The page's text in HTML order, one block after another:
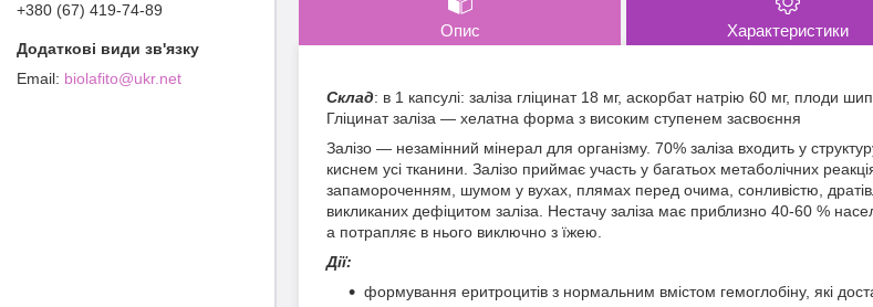
Опис Характеристики
Склад: в 1 капсулі: заліза гліцинат 18 мг, аскорбат натрію 60 мг, плоди
Гліцинат заліза — хелатна форма з високим ступенем засвоєння
Залізо — незамінний мінерал для організму. 70% заліза входить у
киснем усі тканини. Залізо приймає участь у багатьох метаболічних
запамороченням, шумом у вухах, плямах перед очима, сонливістю,
викликаних дефіцитом заліза. Нестачу заліза має приблизно 40-60 %
а потрапляє в нього виключно з їжею.
Дії:
формування еритроцитів з нормальним вмістом гемоглобіну, які
+380 (67) 419-74-89
biolafito@ukr.net